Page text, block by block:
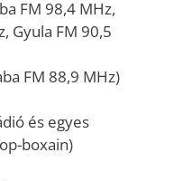
FM 98,4 MHz,
Gyula FM 90,5
FM 88,9 MHz)
és egyes
boxain)